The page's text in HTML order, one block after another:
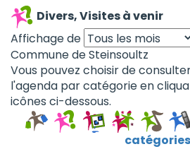
Divers, Visites à venir
Affichage de
Commune de Steinsoultz
Vous pouvez choisir de
l'agenda par catégorie en
icônes ci-dessous.
catégories